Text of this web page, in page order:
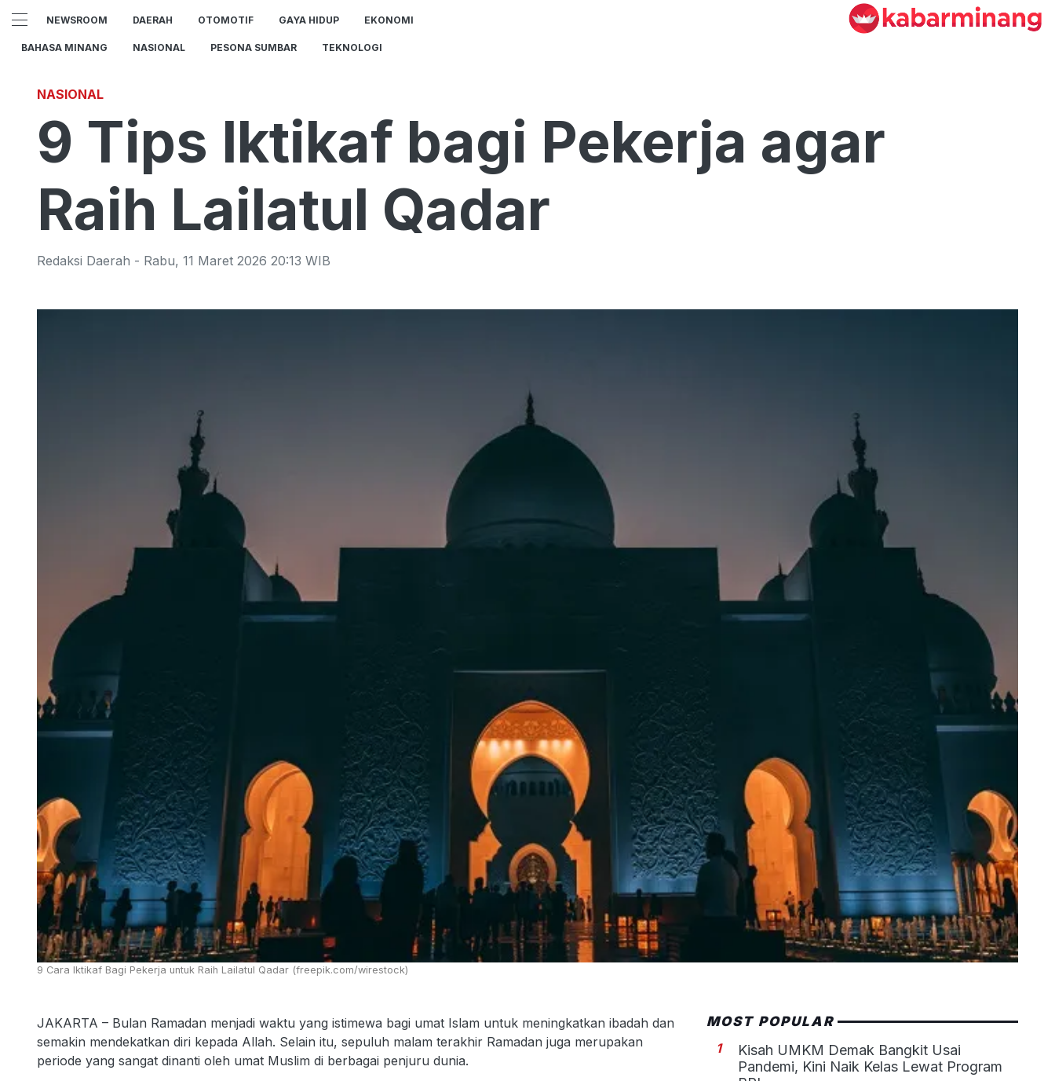
NEWSROOM DAERAH OTOMOTIF GAYA HIDUP EKONOMI
BAHASA MINANG NASIONAL PESONA SUMBAR TEKNOLOGI
NASIONAL
9 Tips Iktikaf bagi Pekerja agar
Raih Lailatul Qadar
Redaksi Daerah - Rabu, 11 Maret 2026 20:13 WIB
9 Cara Iktikaf Bagi Pekerja untuk Raih Lailatul Qadar (freepik.com/wirestock)
JAKARTA – Bulan Ramadan menjadi waktu yang istimewa bagi umat Islam untuk meningkatkan ibadah dan
semakin mendekatkan diri kepada Allah. Selain itu, sepuluh malam terakhir Ramadan juga merupakan
periode yang sangat dinanti oleh umat Muslim di berbagai penjuru dunia.
MOST POPULAR
1
Kisah UMKM Demak Bangkit Usai
Pandemi, Kini Naik Kelas Lewat Program